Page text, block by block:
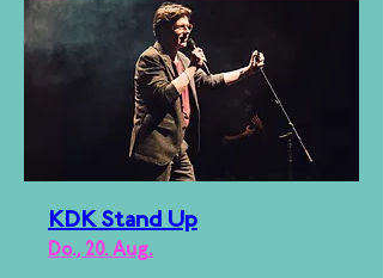
KDK Stand Up
Do., 20. Aug.